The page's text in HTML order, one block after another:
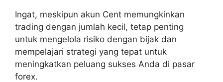
Ingat, meskipun akun Cent memungkinkan
trading dengan jumlah kecil, tetap penting
untuk mengelola risiko dengan bijak dan
mempelajari strategi yang tepat untuk
meningkatkan peluang sukses Anda di pasar
forex.